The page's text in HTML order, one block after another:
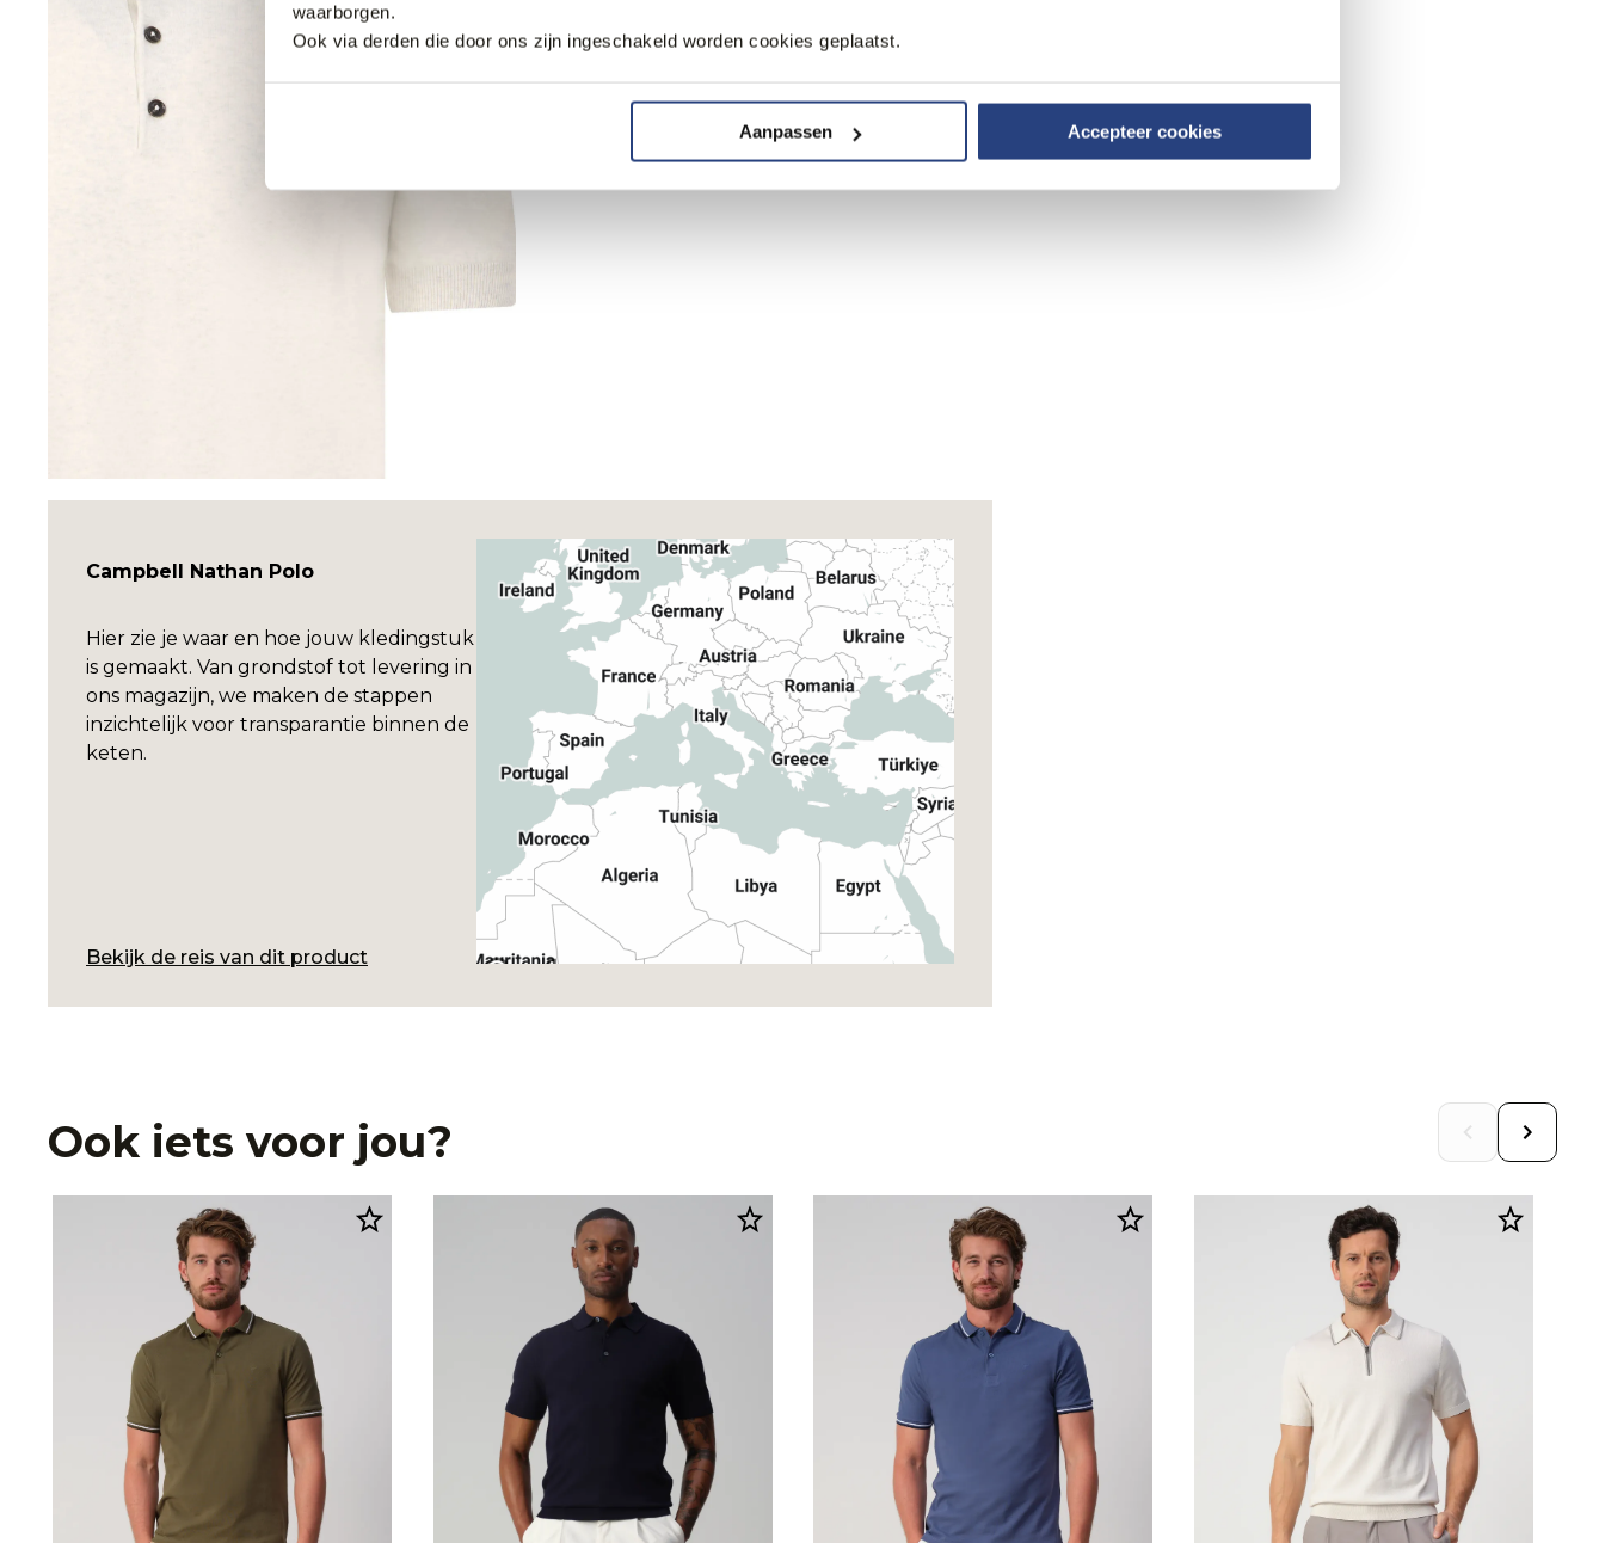
waarborgen.
Ook via derden die door ons zijn ingeschakeld worden cookies geplaatst.
Aanpassen Accepteer cookies
Campbell Nathan Polo
Hier zie je waar en hoe jouw kledingstuk
is gemaakt. Van grondstof tot levering in
ons magazijn, we maken de stappen
inzichtelijk voor transparantie binnen de
keten.
Bekijk de reis van dit product
Ook iets voor jou?